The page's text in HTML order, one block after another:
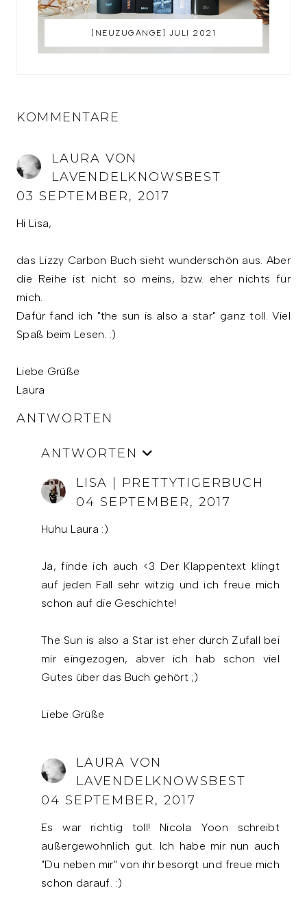
[NEUZUGÄNGE] JULI 2021
KOMMENTARE
LAURA VON
LAVENDELKNOWSBEST
03 SEPTEMBER, 2017
Hi Lisa,
das Lizzy Carbon Buch sieht wunderschön aus. Aber
die Reihe ist nicht so meins, bzw. eher nichts für
mich.
Dafür fand ich "the sun is also a star" ganz toll. Viel
Spaß beim Lesen. :)
Liebe Grüße
Laura
ANTWORTEN
ANTWORTEN
LISA | PRETTYTIGERBUCH
04 SEPTEMBER, 2017
Huhu Laura :)
Ja, finde ich auch <3 Der Klappentext klingt
auf jeden Fall sehr witzig und ich freue mich
schon auf die Geschichte!
The Sun is also a Star ist eher durch Zufall bei
mir eingezogen, abver ich hab schon viel
Gutes über das Buch gehört ;)
Liebe Grüße
LAURA VON
LAVENDELKNOWSBEST
04 SEPTEMBER, 2017
Es war richtig toll! Nicola Yoon schreibt
außergewöhnlich gut. Ich habe mir nun auch
"Du neben mir" von ihr besorgt und freue mich
schon darauf. :)